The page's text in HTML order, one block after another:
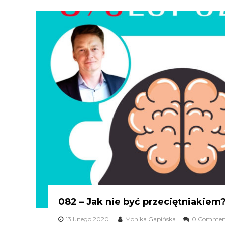
082 – Jak nie być przeciętniakiem?
13 lutego 2020 Monika Gapińska 0